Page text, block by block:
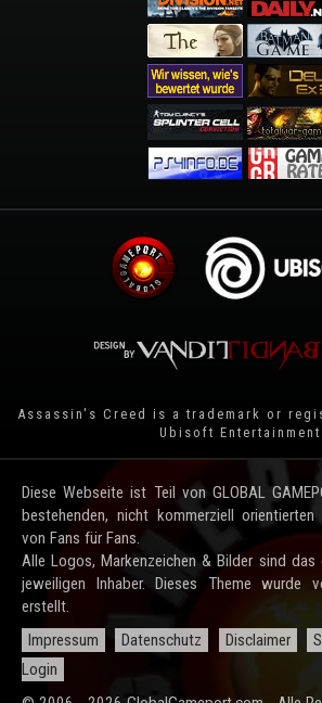
Assassin's Creed is a trademark or
Ubisoft Entertainment
Diese Webseite ist Teil von GLOBAL
bestehenden, nicht kommerziell orientierten
von Fans für Fans.
Alle Logos, Markenzeichen & Bilder sind
jeweiligen Inhaber. Dieses Theme wurde
erstellt.
Impressum
Datenschutz Disclaimer
Login